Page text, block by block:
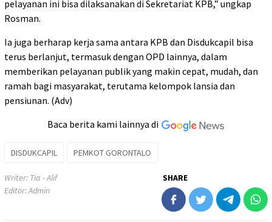
pelayanan ini bisa dilaksanakan di Sekretariat KPB,” ungkap
Rosman.
Ia juga berharap kerja sama antara KPB dan Disdukcapil bisa
terus berlanjut, termasuk dengan OPD lainnya, dalam
memberikan pelayanan publik yang makin cepat, mudah, dan
ramah bagi masyarakat, terutama kelompok lansia dan
pensiunan. (Adv)
Baca berita kami lainnya di
DISDUKCAPIL PEMKOT GORONTALO
Writer: Tia - Alif
Editor: Admin
SHARE